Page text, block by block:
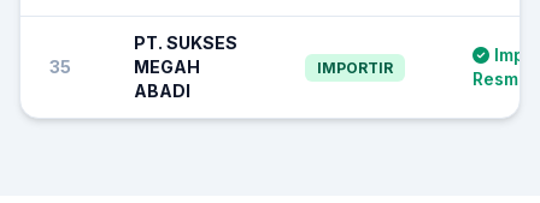
35
PT. SUKSES
MEGAH
ABADI
IMPORTIR
Resmi